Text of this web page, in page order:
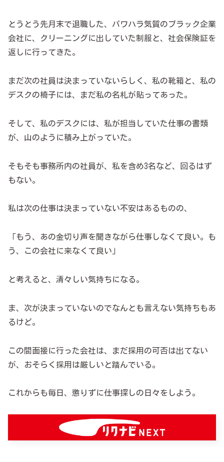
とうとう先月末で退職した、パワハラ気質のブラック企業
会社に、クリーニングに出していた制服と、社会保険証を
返しに行ってきた。
まだ次の社員は決まっていないらしく、私の靴箱と、私の
デスクの椅子には、まだ私の名札が貼ってあった。
そして、私のデスクには、私が担当していた仕事の書類
が、山のように積み上がっていた。
そもそも事務所内の社員が、私を含め3名など、回るはず
もない。
私は次の仕事は決まっていない不安はあるものの、
「もう、あの金切り声を聞きながら仕事しなくて良い。も
う、この会社に来なくて良い」
と考えると、清々しい気持ちになる。
ま、次が決まっていないのでなんとも言えない気持ちもあ
るけど。
この間面接に行った会社は、まだ採用の可否は出てない
が、おそらく採用は厳しいと踏んでいる。
これからも毎日、懲りずに仕事探しの日々をしよう。